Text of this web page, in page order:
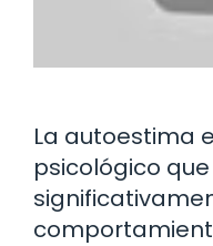
La autoestima
psicológico